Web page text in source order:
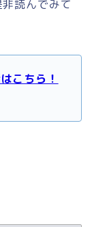
読んでみて
こちら！